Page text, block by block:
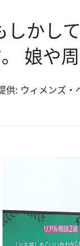
しかし
娘や
供: ウィメンズ